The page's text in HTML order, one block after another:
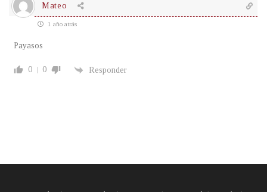
Mateo
1 año atrás
Payasos
0 0 Responder